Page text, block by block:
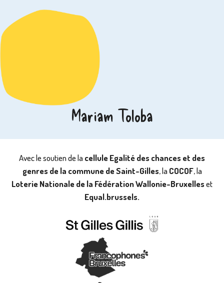
Mariam Toloba
Avec le soutien de lacellule Egalité des chances et des
genres de la commune de Saint-Gilles, laCOCOF, la
Loterie Nationale de la Fédération Wallonie-Bruxelleset
Equal.brussels.